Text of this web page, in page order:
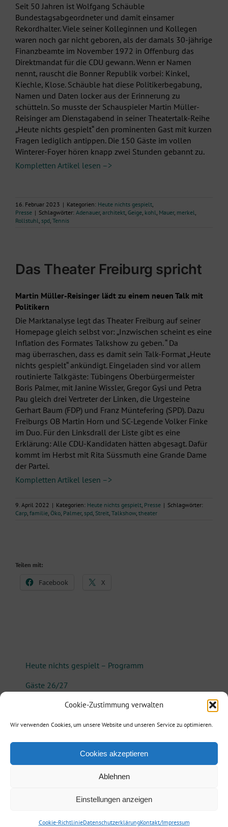
Cookie-Zustimmung verwalten
Wir verwenden Cookies, um unsere Website und unseren Service zu optimieren.
Cookies akzeptieren
Ablehnen
Einstellungen anzeigen
Cookie-RichtlinieDatenschutzerklärungKontakt/Impressum
Seit 50 Jahren ist Wolfgang Schäuble
Bundestagsabgeordneter und damit einsamer
Rekordhalter. Viele seiner Kolleginnen und Kollegen
waren noch gar nicht geboren, als der damals 30-jährige
Finanzbeamte im November 1972 in Offenburg das
Direktmandat für die CDU gewann. Wenn er Namen
nennt, rauscht die Bonner Republik vorbei: Kinkel,
Kiechle, Klose. Schäuble hat diese Politikerbegabung,
Namen und Daten locker aus der Erinnerung zu
schütteln. So musste der Schauspieler Martin Müller-
Reisinger am Dienstagabend in seiner Theatertalk-Reihe
„Heute nichts gespielt“ den prominenten Gast mit kurzen
Fragen lediglich antippen. Die 150 Gäste im vollen
Winterer-Foyer hören knapp zwei Stunden gebannt zu.
Kompletten Artikel lesen –>
16. Februar 2023 | Kategorien: Heute nichts gespielt,
Presse | Schlagwörter: Adenauer, architekt, Geige, kohl Mauer, merkel
Rollstuhl spd, Tennis
Das Theater Freiburg spricht
Martin Müller-Reisinger lädt zu einem neuen Talk mit
Politikern
Die Marktanalyse legt das Theater Freiburg auf seiner
Homepage gleich selbst vor: „Inzwischen scheint es eine
Inflation des Formates Talkshow zu geben. “ Da
mag überraschen, dass es damit sein Talk-Format „Heute
nichts gespielt“ ankündigt. Eingeladen sind vor allem
routinierte Talkgäste: Tübingens Oberbürgermeister
Boris Palmer, mit Janine Wissler, Gregor Gysi und Petra
Pau gleich drei Vertreter der Linken, die Urgesteine
Gerhart Baum (FDP) und Franz Müntefering (SPD). Dazu
Freiburgs OB Martin Horn und SC-Legende Volker Finke
im Duo. Für den Linksdrall der Liste gibt es eine
Erklärung: Alle CDU-Kandidaten hätten abgesagt. Dafür
kommt im Herbst mit Rita Süssmuth eine Grande Dame
der Partei.
Kompletten Artikel lesen –>
9. April 2022 | Kategorien: Heute nichts gespielt, Presse | Schlagwörter:
Carp, familie, Öko, Palmer, spd, Streit, Talkshow, theater
Teilen mit:
Facebook X
Heute nichts gespielt – Programm
Gäste 26/27
Termine
Kontakt/Impressum/Datenschutz| • Powered by